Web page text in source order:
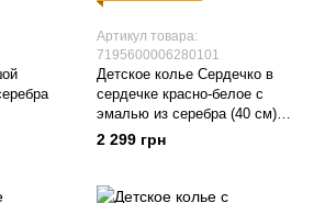
Артикул товара:
7195600006280101
Детское колье Сердечко в
сердечке красно-белое с
эмалью из серебра (40 см)
Арт. 5600uuk
2 299 грн